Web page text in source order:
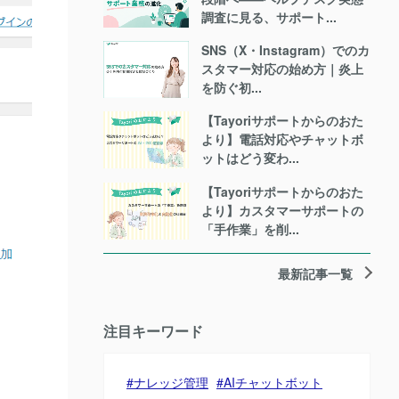
調査に見る、サポート...
SNS（X・Instagram）でのカ
スタマー対応の始め方｜炎上
を防ぐ初...
【Tayoriサポートからのおた
より】電話対応やチャットボ
ットはどう変わ...
【Tayoriサポートからのおた
より】カスタマーサポートの
「手作業」を削...
最新記事一覧
注目キーワード
ナレッジ管理
AIチャットボット